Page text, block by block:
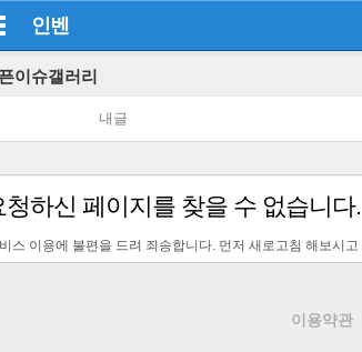
인벤
이슈갤러리
내글
청하신 페이지를 찾을 수 없습니다.
스 이용에 불편을 드려 죄송합니다. 먼저 새로고침 해보시
이용약관